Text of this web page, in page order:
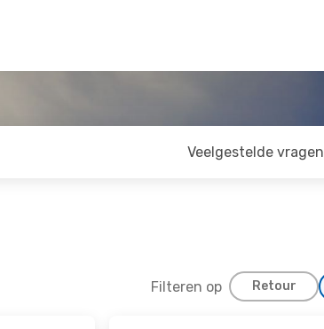
Veelgestelde vragen
Filteren op Retour